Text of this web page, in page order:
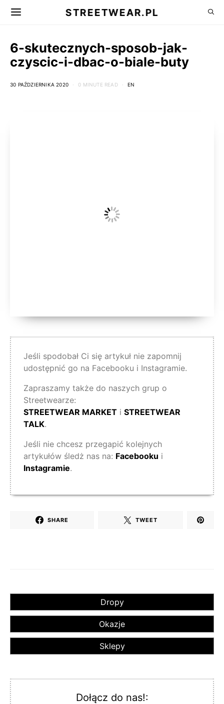
STREETWEAR.PL
6-skutecznych-sposob-jak-
czyscic-i-dbac-o-biale-buty
30 PAŹDZIERNIKA 2020 0 MINUTE READ EN
Jeśli spodobał Ci się artykuł nie zapomnij
udostępnić go na Facebooku i Instagramie.
Zapraszamy także do naszych grup o
Streetwearze:
STREETWEAR MARKET i STREETWEAR
TALK.
Jeśli nie chcesz przegapić kolejnych
artykułów śledż nas na: Facebooku i
Instagramie.
SHARE TWEET
Dropy
Okazje
Sklepy
Dołącz do nas!: